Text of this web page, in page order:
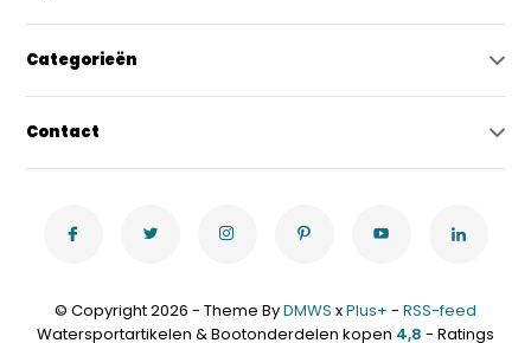
Categorieën
Contact
© Copyright 2026 - Theme ByDMWS xPlus+ - RSS-feed
Watersportartikelen & Bootonderdelen kopen 4,8 - Ratings